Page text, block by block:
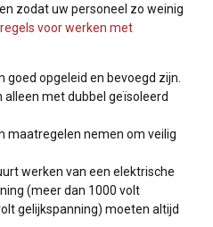
zodat uw personeel zo weinig
voor werken met
opgeleid en bevoegd zijn.
met dubbel geïsoleerd
maatregelen nemen om veilig
werken van een elektrische
(meer dan 1000 volt
gelijkspanning) moeten altijd